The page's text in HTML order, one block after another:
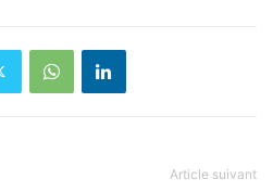
Article suivant